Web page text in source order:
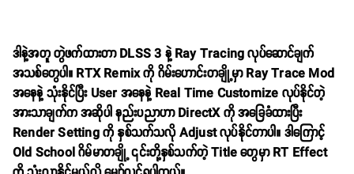
ဒါနဲ့အတူ တွဲဖက်ထားတာ DLSS 3 နဲ့ Ray Tracing လုပ်ဆောင်ချက်
အသစ်တွေပါ။ RTX Remix ကို ဂိမ်းဟောင်းတချို့မှာ Ray Trace Mod
အနေနဲ့ သုံးနိုင်ပြီး User အနေနဲ့ Real Time Customize လုပ်နိုင်တဲ့
အားသာချက်က အဆိုပါ နည်းပညာဟာ DirectX ကို အခြေခံထားပြီး
Render Setting ကို နှစ်သက်သလို Adjust လုပ်နိုင်တာပါ။ ဒါကြောင့်
Old School ဂိမ်မာတချို့ ၎င်းတို့နှစ်သက်တဲ့ Title တွေမှာ RT Effect